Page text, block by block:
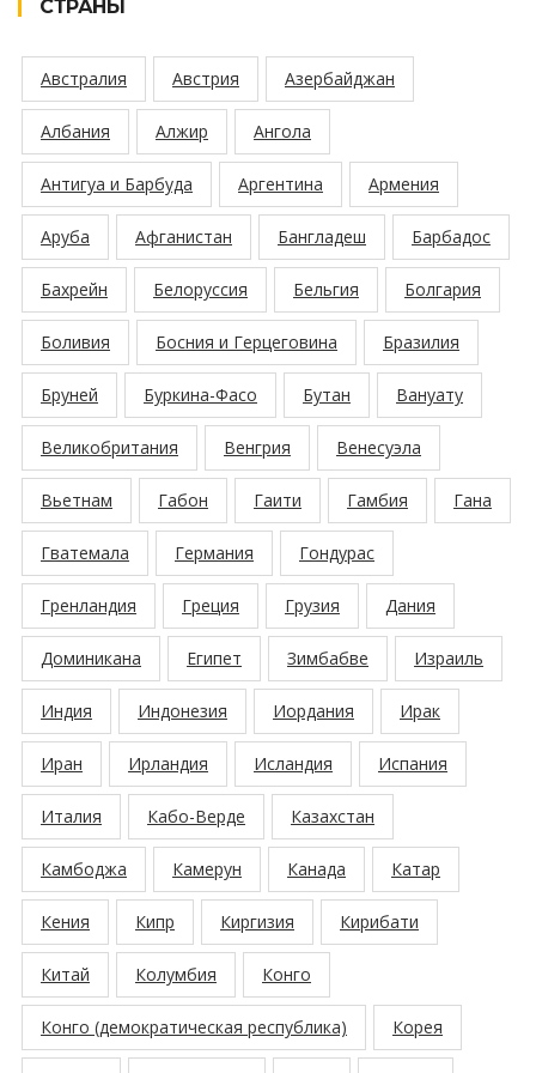
СТРАНЫ
Австралия Австрия Азербайджан
Албания Алжир Ангола
Антигуа и Барбуда Аргентина Армения
Аруба Афганистан Бангладеш Барбадос
Бахрейн Белоруссия Бельгия Болгария
Боливия Босния и Герцеговина Бразилия
Бруней Буркина-Фасо Бутан Вануату
Великобритания Венгрия Венесуэла
Вьетнам Габон Гаити Гамбия Гана
Гватемала Германия Гондурас
Гренландия Греция Грузия Дания
Доминикана Египет Зимбабве Израиль
Индия Индонезия Иордания Ирак
Иран Ирландия Исландия Испания
Италия Кабо-Верде Казахстан
Камбоджа Камерун Канада Катар
Кения Кипр Киргизия Кирибати
Китай Колумбия Конго
Конго (демократическая республика) Корея